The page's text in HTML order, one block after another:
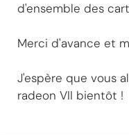
d'ensemble des
Merci d'avance et
J'espère que vous
radeon VII bientôt !